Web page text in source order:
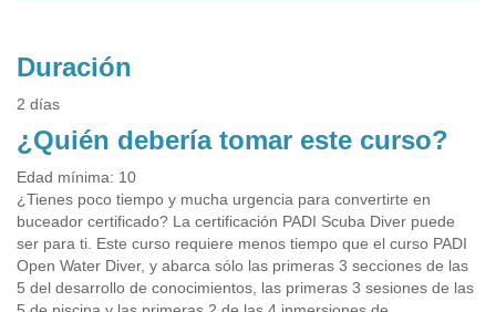
Duración
2 días
¿Quién debería tomar este curso?
Edad mínima: 10
¿Tienes poco tiempo y mucha urgencia para convertirte en
buceador certificado? La certificación PADI Scuba Diver puede
ser para ti. Este curso requiere menos tiempo que el curso PADI
Open Water Diver, y abarca sólo las primeras 3 secciones de las
5 del desarrollo de conocimientos, las primeras 3 sesiones de las